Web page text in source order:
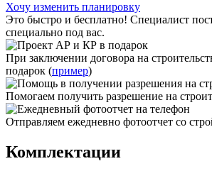
Хочу изменить планировку
Это быстро и бесплатно! Специалист
специально под вас.
При заключении договора на
подарок (пример)
Помогаем получить разрешение на
Отправляем ежедневно фотоотчет со
Комплектации